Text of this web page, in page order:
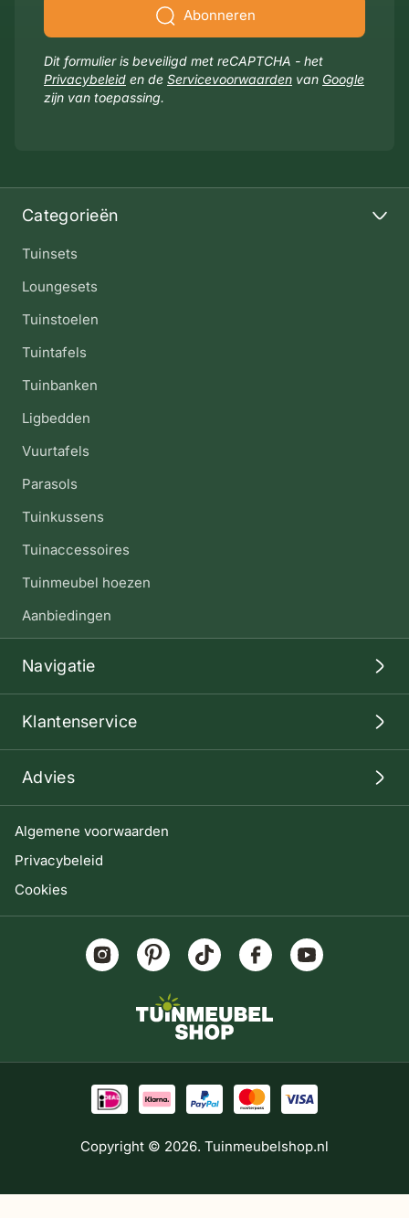
Algemene voorwaarden
Privacybeleid
Cookies
Categorieën
Tuinsets
Loungesets
Tuinstoelen
Tuintafels
Tuinbanken
Ligbedden
Vuurtafels
Parasols
Tuinkussens
Tuinaccessoires
Tuinmeubel hoezen
Aanbiedingen
Navigatie
Klantenservice
Advies
Abonneren
Dit formulier is beveiligd met reCAPTCHA - het
Privacybeleid en de Servicevoorwaarden van Google
zijn van toepassing.
Copyright © 2026. Tuinmeubelshop.nl